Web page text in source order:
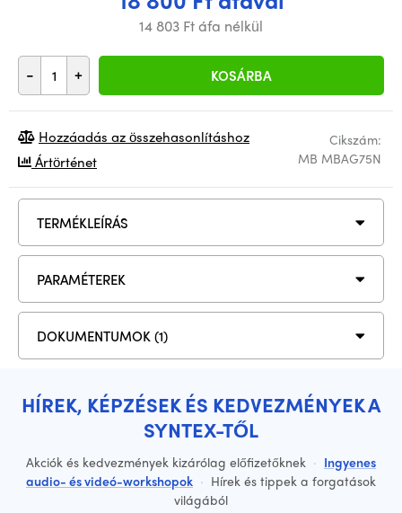
14 803 Ft áfa nélkül
- + KOSÁRBA
Cikszám:
MB MBAG75N
Hozzáadás az összehasonlításhoz
Ártörténet
TERMÉKLEÍRÁS
PARAMÉTEREK
DOKUMENTUMOK (1)
HÍREK, KÉPZÉSEK ÉS KEDVEZMÉNYEK A
SYNTEX-TŐL
Akciók és kedvezmények kizárólag előfizetőknek · Ingyenes
audio- és videó-workshopok · Hírek és tippek a forgatások
világából